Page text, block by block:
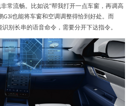
常流畅。比如说“帮我打开一点车窗，再调高
G3i也能将车窗和空调调整得恰到好处。而
别长串的语音命令，需要分开下达指令。